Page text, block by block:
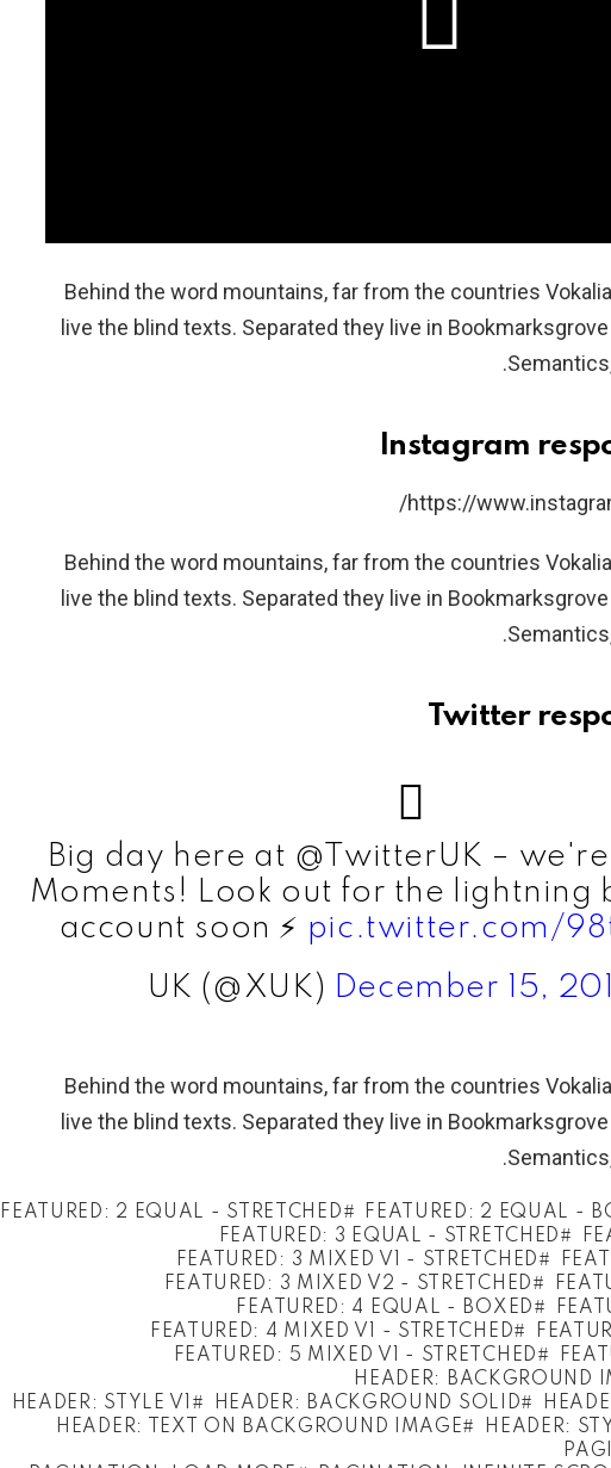
Behind the word mountains, far from the countries
live the blind texts. Separated they live in
https://
Behind the word mountains, far from the countries
live the blind texts. Separated they live in
Big day here at @TwitterUK –
Moments! Look out for the lightning
account soon ⚡️ pic.twitter.com/
December 15,
Behind the word mountains, far from the countries
live the blind texts. Separated they live in
FEATURED: 2 EQUAL -
FEATURED: 2 EQUAL - STRETCHED
FEATURED: 3 EQUAL - STRETCHED
FEATURED: 3 MIXED V1 - STRETCHED
FEATURED: 3 MIXED V2 - STRETCHED
FEATURED: 4 EQUAL - BOXED
FEATURED: 4 MIXED V1 - STRETCHED
FEATURED: 5 MIXED V1 - STRETCHED
HEADER: BACKGROUND
HEADER: BACKGROUND SOLID
HEADER: STYLE V1
HEADER:
HEADER: TEXT ON BACKGROUND IMAGE